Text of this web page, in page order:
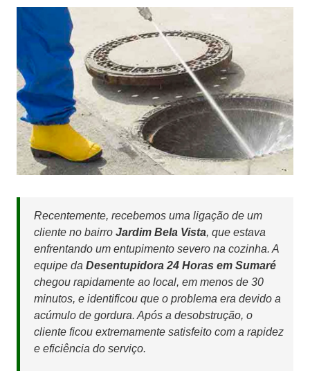
Recentemente, recebemos uma ligação de um
cliente no bairro Jardim Bela Vista, que estava
enfrentando um entupimento severo na cozinha. A
equipe da Desentupidora 24 Horas em Sumaré
chegou rapidamente ao local, em menos de 30
minutos, e identificou que o problema era devido a
acúmulo de gordura. Após a desobstrução, o
cliente ficou extremamente satisfeito com a rapidez
e eficiência do serviço.